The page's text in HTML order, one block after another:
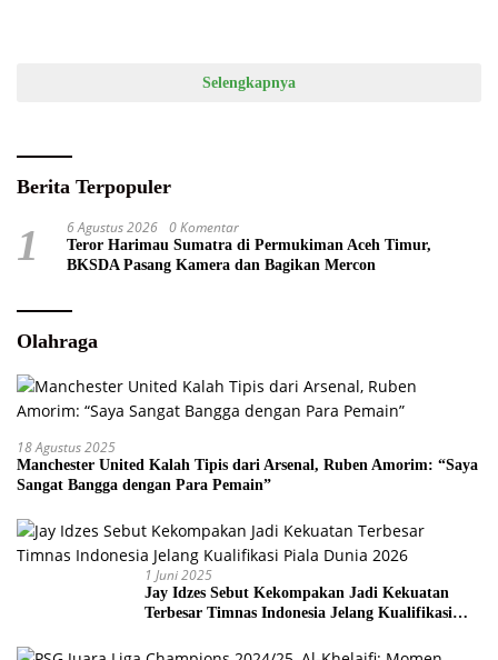
Selengkapnya
Berita Terpopuler
1 6 Agustus 2026 0 Komentar
Teror Harimau Sumatra di Permukiman Aceh Timur,
BKSDA Pasang Kamera dan Bagikan Mercon
Olahraga
18 Agustus 2025
Manchester United Kalah Tipis dari Arsenal, Ruben Amorim: “Saya
Sangat Bangga dengan Para Pemain”
1 Juni 2025
Jay Idzes Sebut Kekompakan Jadi Kekuatan
Terbesar Timnas Indonesia Jelang Kualifikasi